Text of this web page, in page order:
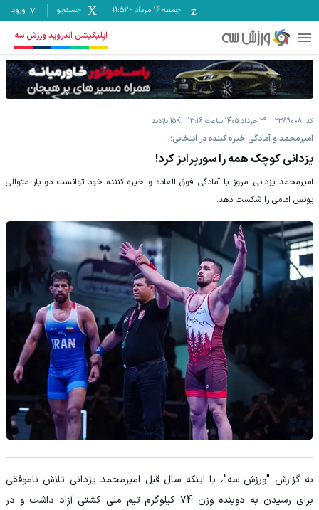
جمعه ۱۶ مرداد -
11:52 جستجو ورود
اپلیکیشن اندروید ورزش سه
کد: 2389008 29 خرداد 1405 ساعت 13:16 15K بازدید
امیرمحمد و آمادگی خیره کننده در انتخابی؛
یزدانی کوچک همه را سورپرایز کرد!
امیرمحمد یزدانی امروز با آمادگی فوق العاده و خیره کننده خود توانست دو بار متوالی
یونس امامی را شکست دهد.
به گزارش "ورزش سه"، با اینکه سال قبل امیرمحمد یزدانی تلاش ناموفقی
برای رسیدن به دوبنده وزن 74 کیلوگرم تیم ملی کشتی آزاد داشت و در